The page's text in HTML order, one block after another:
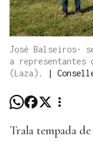
José Balseiros-
a representantes
(Laza).
|
Trala tempada